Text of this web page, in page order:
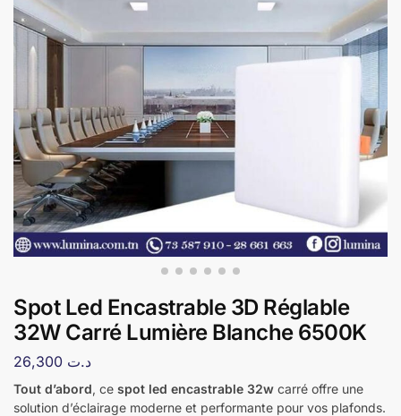
Spot Led Encastrable 3D Réglable
32W Carré Lumière Blanche 6500K
د.ت
Tout d’abord, ce spot led encastrable 32w carré offre une
solution d’éclairage moderne et performante pour vos plafonds.